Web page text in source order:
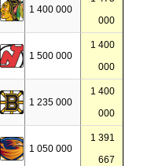
1 400 000
000
1 500 000
1 400
000
1 235 000
1 400
000
1 050 000
1 391
667